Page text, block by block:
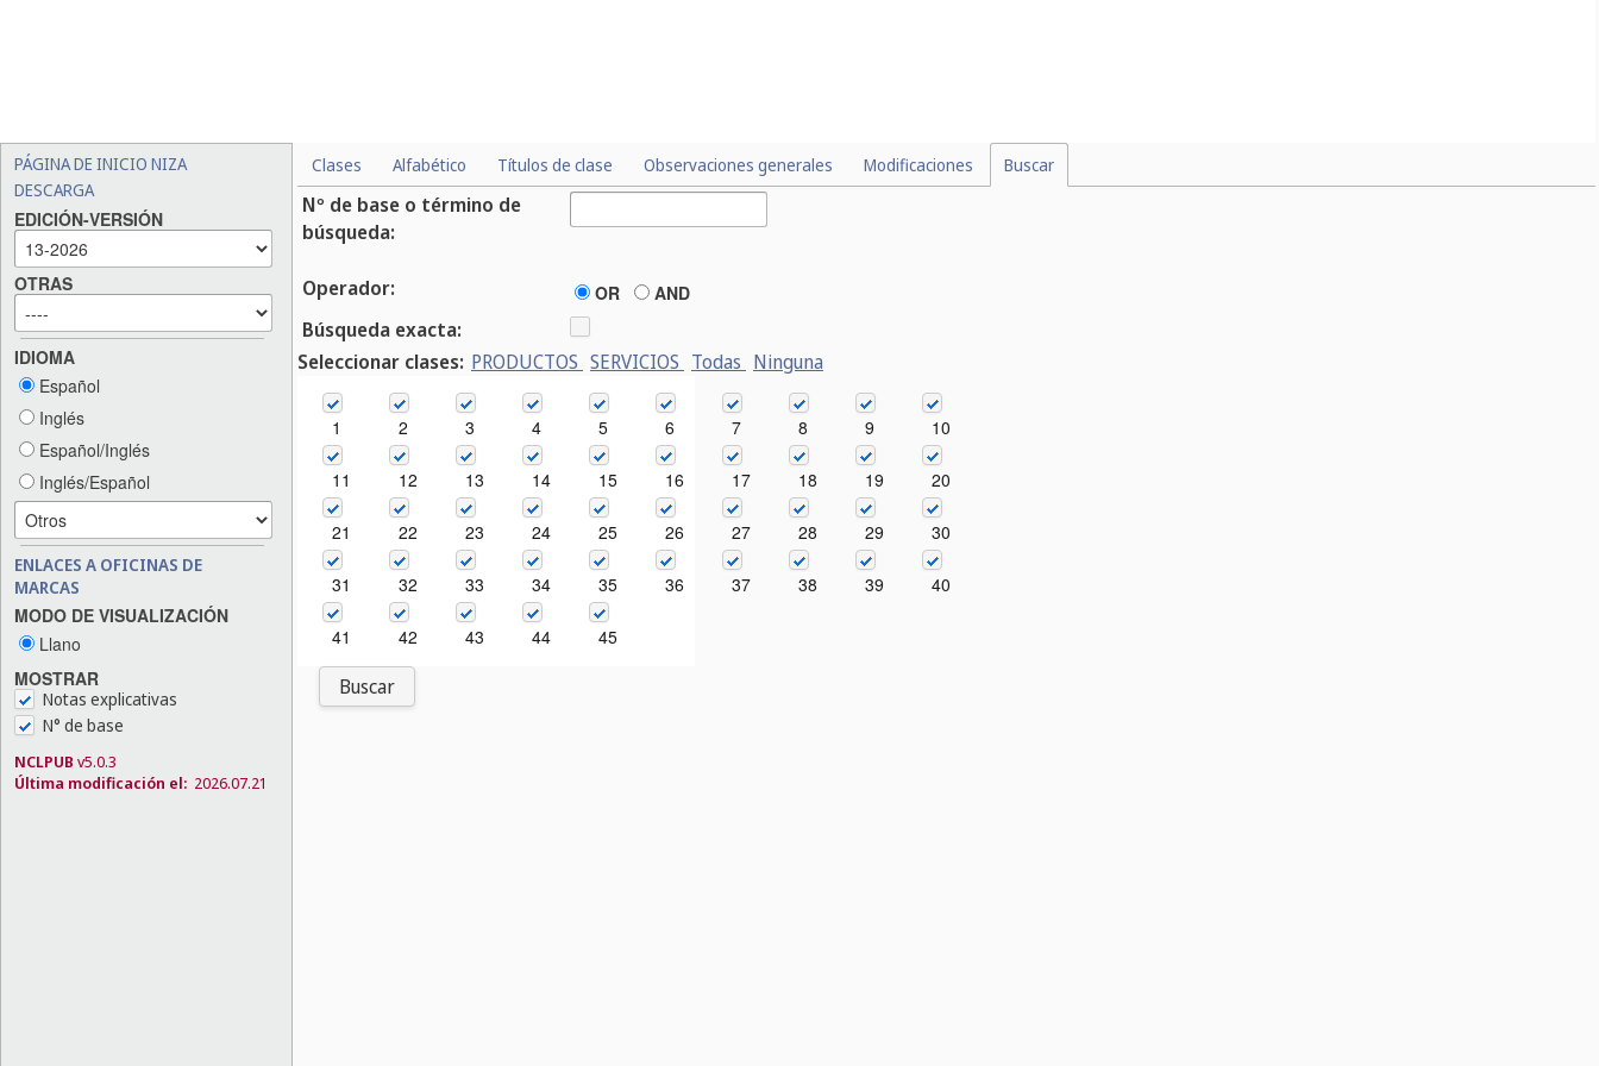
PÁGINA DE INICIO NIZA
DESCARGA
EDICIÓN-VERSIÓN
OTRAS
IDIOMA
Español
Inglés
Español/Inglés
Inglés/Español
ENLACES A OFICINAS DE
MARCAS
MODO DE VISUALIZACIÓN
Llano
MOSTRAR
Notas explicativas
N° de base
NCLPUB v5.0.3
Última modificación el: 2026.07.21
Clases Alfabético Títulos de clase Observaciones generales Modificaciones Buscar
Nº de base o término de
búsqueda:
Operador: OR AND
Búsqueda exacta:
Seleccionar clases: PRODUCTOS SERVICIOS Todas Ninguna
1 2 3 4 5 6 7 8 9 10
11 12 13 14 15 16 17 18 19 20
21 22 23 24 25 26 27 28 29 30
31 32 33 34 35 36 37 38 39 40
41 42 43 44 45
Buscar